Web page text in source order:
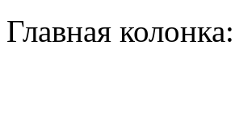
Главная